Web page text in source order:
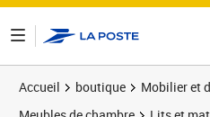
Accueil boutique
Mobilier et